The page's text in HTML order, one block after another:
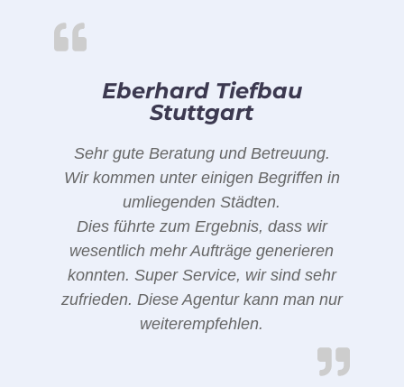
Eberhard Tiefbau
Stuttgart
Sehr gute Beratung und Betreuung.
Wir kommen unter einigen Begriffen in
umliegenden Städten.
Dies führte zum Ergebnis, dass wir
wesentlich mehr Aufträge generieren
konnten. Super Service, wir sind sehr
zufrieden. Diese Agentur kann man nur
weiterempfehlen.